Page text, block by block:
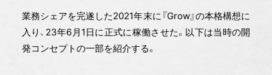
業務シェアを完遂した2021年末に『Grow』の本格構想に
入り、23年6月1日に正式に稼働させた。以下は当時の開
発コンセプトの一部を紹介する。